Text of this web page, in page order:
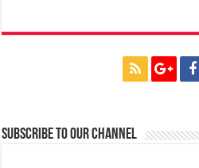
Subscribe to our Channel